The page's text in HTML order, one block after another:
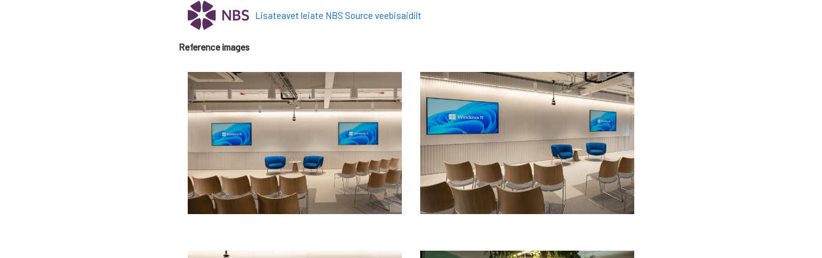
Lisateavet leiate NBS Source veebisaidilt
Reference images